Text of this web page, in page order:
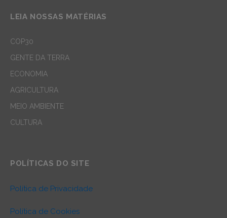
LEIA NOSSAS MATÉRIAS
COP30
GENTE DA TERRA
ECONOMIA
AGRICULTURA
MEIO AMBIENTE
CULTURA
POLÍTICAS DO SITE
Política de Privacidade
Política de Cookies